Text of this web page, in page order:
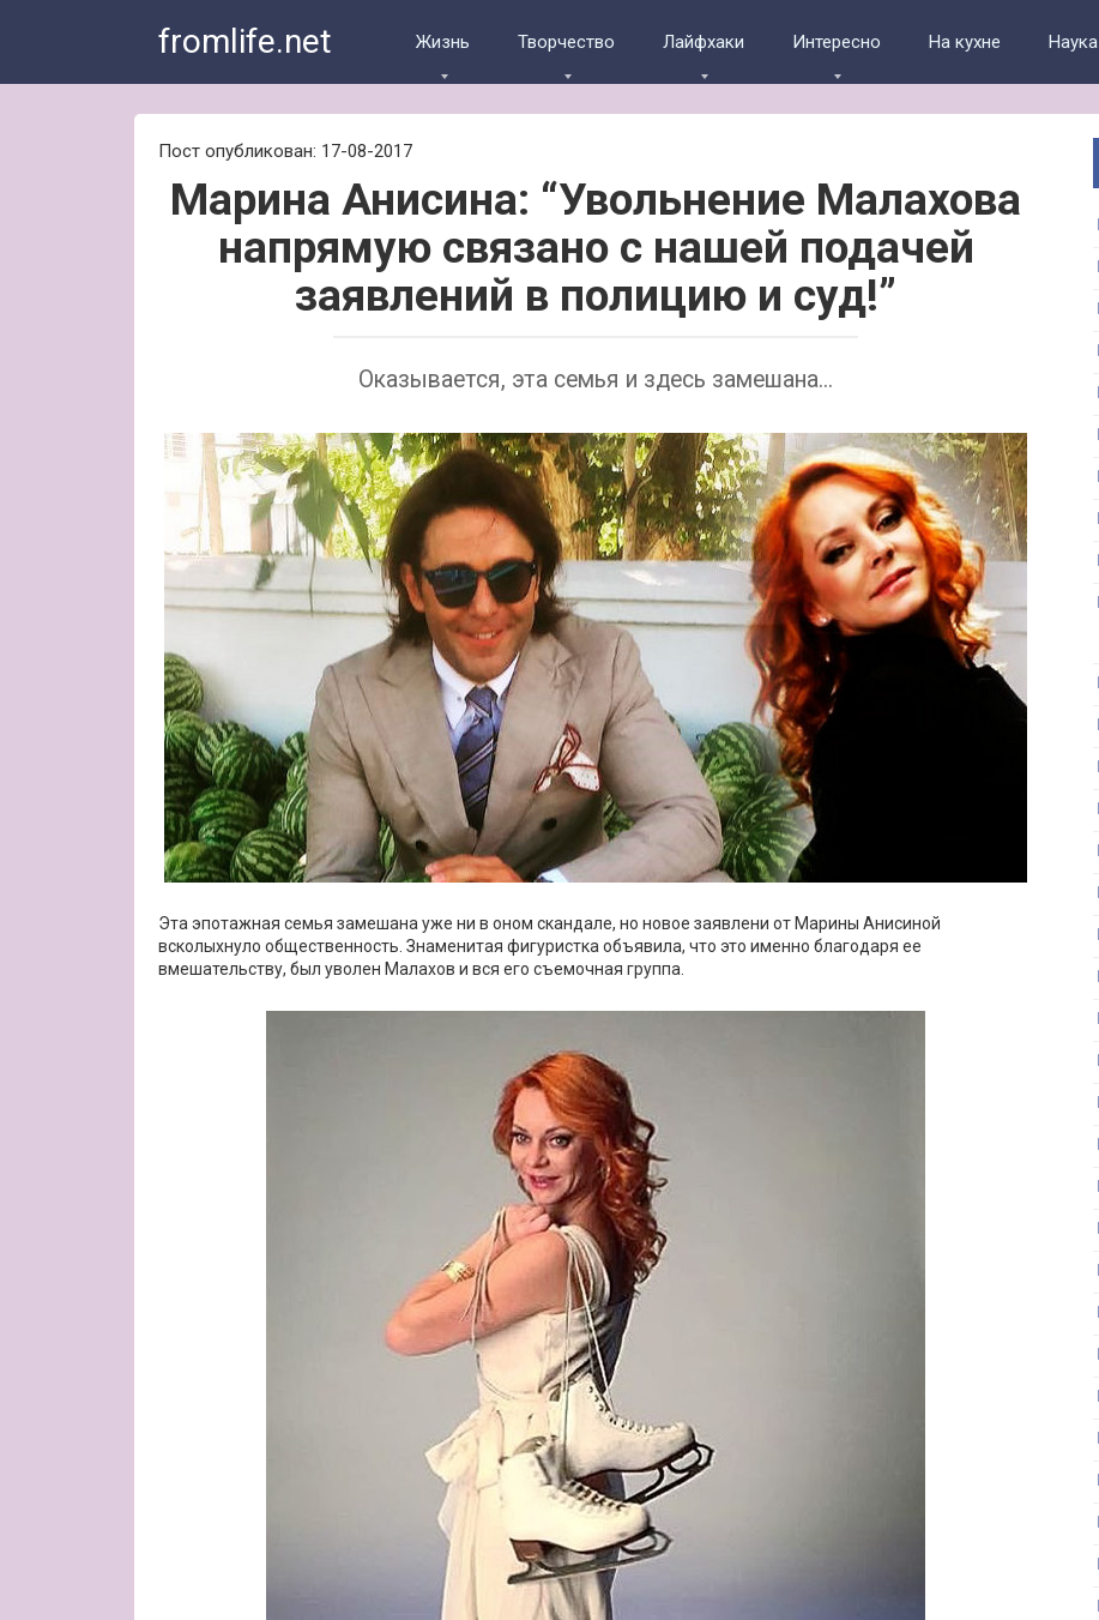
fromlife.net Жизнь Творчество Лайфхаки Интересно На кухне Наука
Пост опубликован: 17-08-2017
Марина Анисина: “Увольнение Малахова
напрямую связано с нашей подачей
заявлений в полицию и суд!”
Оказывается, эта семья и здесь замешана...
Эта эпотажная семья замешана уже ни в оном скандале, но новое заявлени от Марины Анисиной
всколыхнуло общественность. Знаменитая фигуристка объявила, что это именно благодаря ее
вмешательству, был уволен Малахов и вся его съемочная группа.